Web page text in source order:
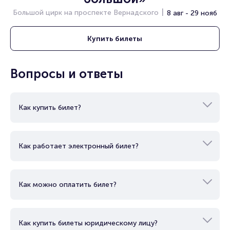
Подробнее о том, как вернуть, сдать или продать билет
Организаторам
Большой цирк на проспекте Вернадского 8 авг - 29 нояб
Купить билеты
Вопросы и ответы
Как купить билет?
Как работает электронный билет?
Как можно оплатить билет?
Как купить билеты юридическому лицу?